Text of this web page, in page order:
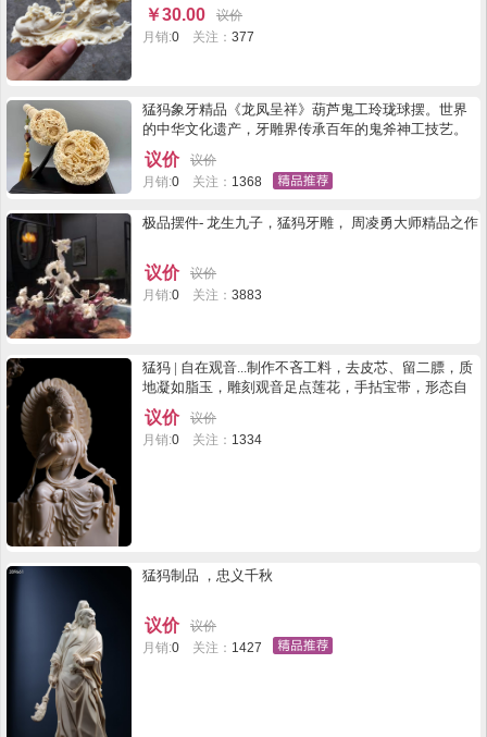
￥30.00
议价
月销:0 关注：377
猛犸象牙精品《龙凤呈祥》葫芦鬼工玲珑球摆。世界
的中华文化遗产，牙雕界传承百年的鬼斧神工技艺。
整体雕刻，结构复杂，工艺精湛，精妙绝伦，每层都
可以随意转动，上球直径7cm，17层，下球直径10m
25层 每层都可以随意转动。搭配高端酸枝底座，高端
贵吉祥，招财辟邪！尺寸20x10cm 重428.9g
议价
议价
月销:0 关注： 1368
极品摆件- 龙生九子，猛犸牙雕， 周凌勇大师精品之作
议价
议价
月销:0 关注：3883
猛犸 | 自在观音...制作不吝工料，去皮芯、留二膘，质
地凝如脂玉，雕刻观音足点莲花，手拈宝带，形态自
在灵动，侧首垂眸，如静听众生，神韵慈和柔美。 规
格：8.3*5*15cm 405g
议价
议价
月销:0 关注： 1334
猛犸制品 ，忠义千秋
议价
议价
月销:0 关注： 1427